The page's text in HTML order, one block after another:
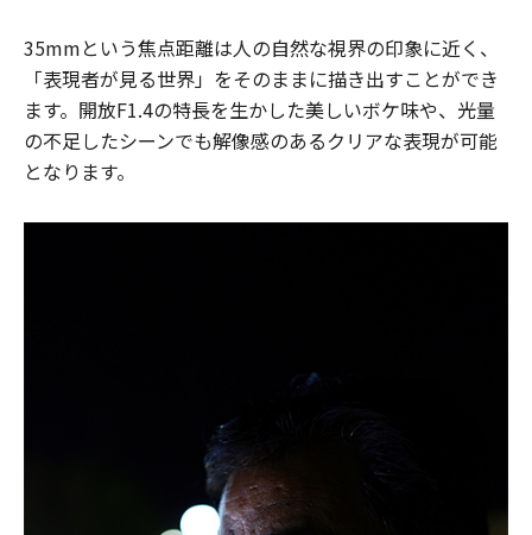
35mmという焦点距離は人の自然な視界の印象に近く、
「表現者が見る世界」をそのままに描き出すことができ
ます。開放F1.4の特長を生かした美しいボケ味や、光量
の不足したシーンでも解像感のあるクリアな表現が可能
となります。